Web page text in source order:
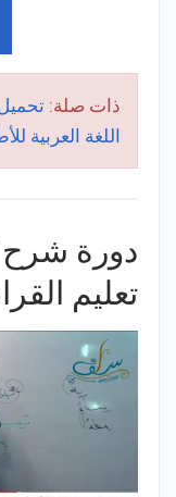
ذات صلة:
اللغة العربية
دورة شرح
تعليم